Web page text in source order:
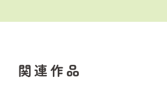
関連作品